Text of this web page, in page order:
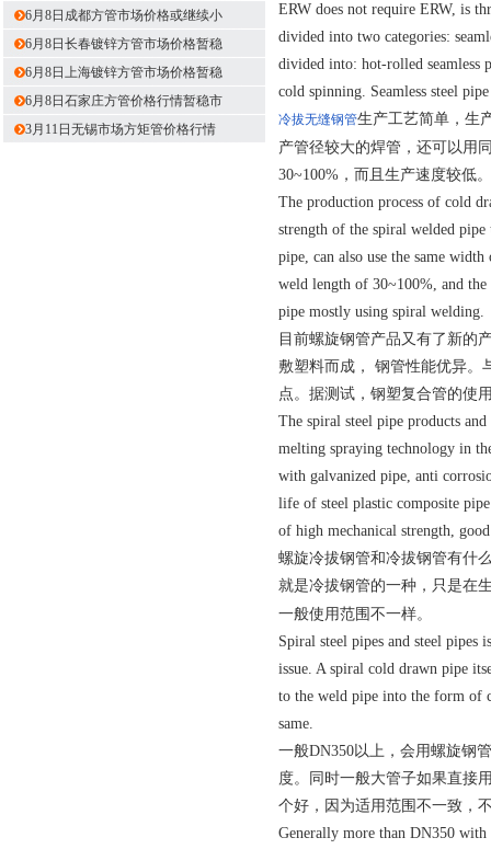
6月8日成都方管市场价格或继续小
6月8日长春镀锌方管市场价格暂稳
6月8日上海镀锌方管市场价格暂稳
6月8日石家庄方管价格行情暂稳市
3月11日无锡市场方矩管价格行情
ERW does not require ERW, is
divided into two categories:
divided into: hot-rolled seamless
cold spinning. Seamless steel
冷拔无缝钢管生产工艺简单，生
产管径较大的焊管，还可以用
30~100%，而且生产速度较低
The production process of cold
strength of the spiral welded
pipe, can also use the same
weld length of 30~100%, and
pipe mostly using spiral welding.
目前螺旋钢管产品又有了新的
敷塑料而成， 钢管性能优异。
点。据测试，钢塑复合管的使
The spiral steel pipe products
melting spraying technology in
with galvanized pipe, anti
life of steel plastic composite
of high mechanical strength,
螺旋冷拔钢管和冷拔钢管有什
就是冷拔钢管的一种，只是在
一般使用范围不一样。
Spiral steel pipes and steel
issue. A spiral cold drawn pipe
to the weld pipe into the form of
same.
一般DN350以上，会用螺旋钢
度。同时一般大管子如果直接
个好，因为适用范围不一致，
Generally more than DN350 with